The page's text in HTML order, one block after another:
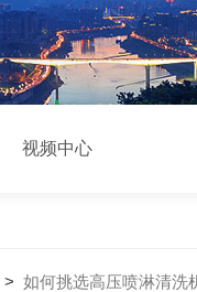
视频中心
如何挑选高压喷淋清洗